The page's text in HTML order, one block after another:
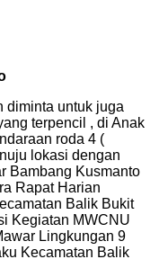
diminta untuk juga
terpencil , di Anak
roda 4 (
lokasi dengan
Bambang Kusmanto
Rapat Harian
Balik Bukit
Kegiatan MWCNU
Lingkungan 9
Kecamatan Balik